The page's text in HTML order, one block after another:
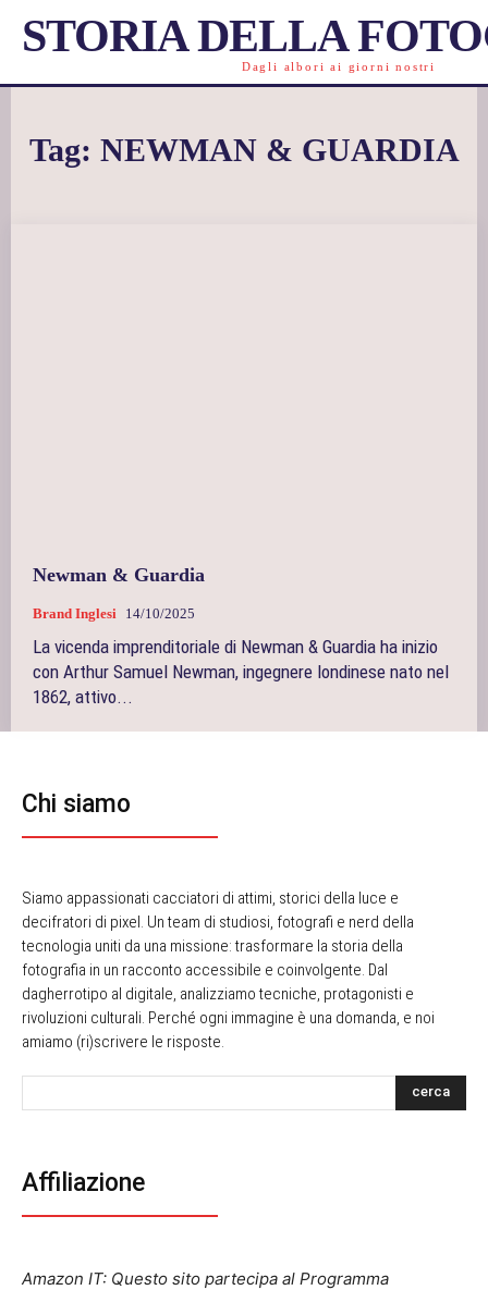
STORIA DELLA
Dagli albori ai giorni nostri
Tag: NEWMAN & GUARDIA
Newman & Guardia
Brand Inglesi 14/10/2025
La vicenda imprenditoriale di Newman & Guardia ha inizio
con Arthur Samuel Newman, ingegnere londinese nato nel
1862, attivo...
Chi siamo
Siamo appassionati cacciatori di attimi, storici della luce e
decifratori di pixel. Un team di studiosi, fotografi e nerd della
tecnologia uniti da una missione: trasformare la storia della
fotografia in un racconto accessibile e coinvolgente. Dal
dagherrotipo al digitale, analizziamo tecniche, protagonisti e
rivoluzioni culturali. Perché ogni immagine è una domanda, e noi
amiamo (ri)scrivere le risposte.
cerca
Affiliazione
Amazon IT: Questo sito partecipa al Programma